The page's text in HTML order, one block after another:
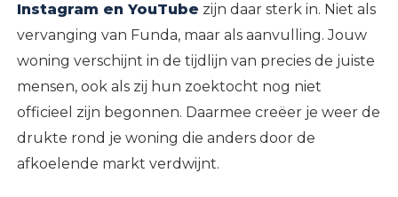
Instagram en YouTube zijn daar sterk in. Niet als
vervanging van Funda, maar als aanvulling. Jouw
woning verschijnt in de tijdlijn van precies de juiste
mensen, ook als zij hun zoektocht nog niet
officieel zijn begonnen. Daarmee creëer je weer de
drukte rond je woning die anders door de
afkoelende markt verdwijnt.